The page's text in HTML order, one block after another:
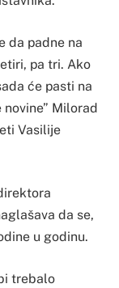
da padne na
pa tri. Ako
će pasti na
novine” Milorad
Vasilije
da se,
u godinu.
trebalo